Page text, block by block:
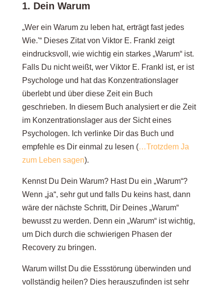
1. Dein Warum
„Wer ein Warum zu leben hat, erträgt fast jedes
Wie.'“ Dieses Zitat von Viktor E. Frankl zeigt
eindrucksvoll, wie wichtig ein starkes „Warum“ ist.
Falls Du nicht weißt, wer Viktor E. Frankl ist, er ist
Psychologe und hat das Konzentrationslager
überlebt und über diese Zeit ein Buch
geschrieben. In diesem Buch analysiert er die Zeit
im Konzentrationslager aus der Sicht eines
Psychologen. Ich verlinke Dir das Buch und
empfehle es Dir einmal zu lesen (…Trotzdem Ja
zum Leben sagen).
Kennst Du Dein Warum? Hast Du ein „Warum“?
Wenn „ja“, sehr gut und falls Du keins hast, dann
wäre der nächste Schritt, Dir Deines „Warum“
bewusst zu werden. Denn ein „Warum“ ist wichtig,
um Dich durch die schwierigen Phasen der
Recovery zu bringen.
Warum willst Du die Essstörung überwinden und
vollständig heilen? Dies herauszufinden ist sehr